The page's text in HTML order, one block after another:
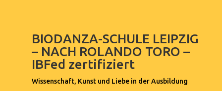
BIODANZA-SCHULE LEIPZIG
– NACH ROLANDO TORO –
IBFed zertifiziert
Wissenschaft, Kunst und Liebe in der Ausbildung